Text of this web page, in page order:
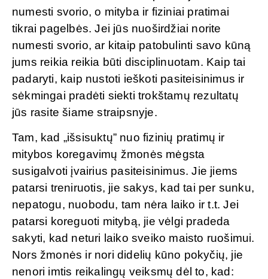
numesti svorio, o mityba ir fiziniai pratimai
tikrai pagelbės. Jei jūs nuoširdžiai norite
numesti svorio, ar kitaip patobulinti savo kūną
jums reikia reikia būti disciplinuotam. Kaip tai
padaryti, kaip nustoti ieškoti pasiteisinimus ir
sėkmingai pradėti siekti trokštamų rezultatų
jūs rasite šiame straipsnyje.
Tam, kad „išsisuktų” nuo fizinių pratimų ir
mitybos koregavimų žmonės mėgsta
susigalvoti įvairius pasiteisinimus. Jie jiems
patarsi treniruotis, jie sakys, kad tai per sunku,
nepatogu, nuobodu, tam nėra laiko ir t.t. Jei
patarsi koreguoti mitybą, jie vėlgi pradeda
sakyti, kad neturi laiko sveiko maisto ruošimui.
Nors žmonės ir nori didelių kūno pokyčių, jie
nenori imtis reikalingų veiksmų dėl to, kad: